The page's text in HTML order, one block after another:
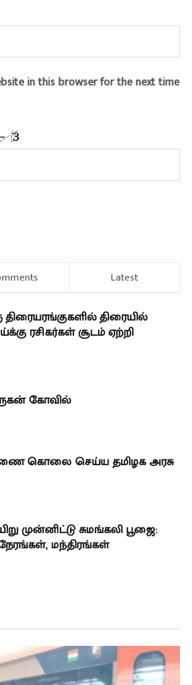
in this browser for the next time
Latest
திரையரங்குகளில் திரையில்
ரசிகர்கள் சூடம் ஏற்றி
கோவில்
கொலை செய்ய தமிழக அரசு
முன்னிட்டு சுமங்கலி பூஜை:
மந்திரங்கள்